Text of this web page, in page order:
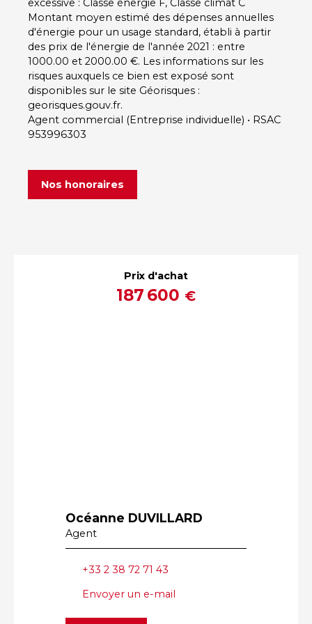
excessive : Classe énergie F, Classe climat C
Montant moyen estimé des dépenses annuelles
d'énergie pour un usage standard, établi à partir
des prix de l'énergie de l'année 2021 : entre
1000.00 et 2000.00 €. Les informations sur les
risques auxquels ce bien est exposé sont
disponibles sur le site Géorisques :
georisques.gouv.fr.
Agent commercial (Entreprise individuelle) • RSAC
953996303
Nos honoraires
Prix d'achat
187 600 €
Océanne DUVILLARD
Agent
+33 2 38 72 71 43
Envoyer un e-mail